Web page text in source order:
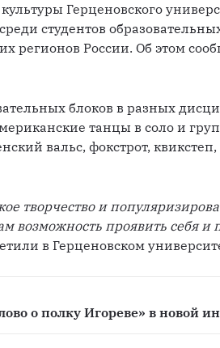
Герценовского
студентов
регионов России. Об этом
блоков в разных
танцы в соло и
вальс, фокстрот, квикстеп,
творчество и
возможность проявить себя и
в Герценовском
о полку Игореве» в новой